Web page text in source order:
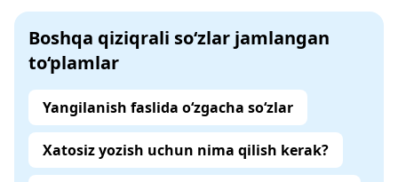
Boshqa qiziqrali so‘zlar jamlangan
to‘plamlar
Yangilanish faslida o‘zgacha so‘zlar
Xatosiz yozish uchun nima qilish kerak?